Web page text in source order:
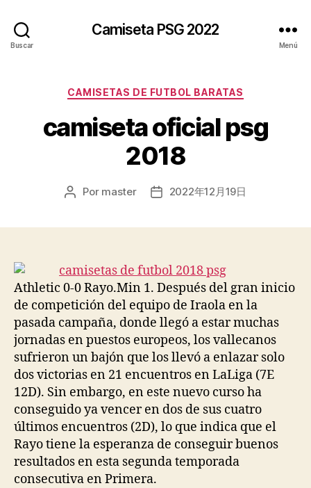
Buscar
Camiseta PSG 2022
Menú
Categorías
CAMISETAS DE FUTBOL BARATAS
camiseta oficial psg
2018
Autor
Por master
Fecha2022年12月19日
Athletic 0-0 Rayo.Min 1. Después del gran inicio
de competición del equipo de Iraola en la
pasada campaña, donde llegó a estar muchas
jornadas en puestos europeos, los vallecanos
sufrieron un bajón que los llevó a enlazar solo
dos victorias en 21 encuentros en LaLiga (7E
12D). Sin embargo, en este nuevo curso ha
conseguido ya vencer en dos de sus cuatro
últimos encuentros (2D), lo que indica que el
Rayo tiene la esperanza de conseguir buenos
resultados en esta segunda temporada
consecutiva en Primera.